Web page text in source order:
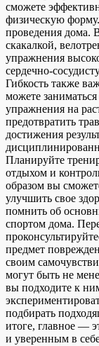
сможете
физическую
проведения дома.
скакалкой,
упражнения
сердечно-
Гибкость также
можете
упражнения на
предотвратить
достижения
Планируйте
отдыхом и
образом вы
улучшить свое
помнить об
спортом дома.
предмет
своим
могут быть не
вы подходите к
подбирать
итоге, главное —
и уверенным в